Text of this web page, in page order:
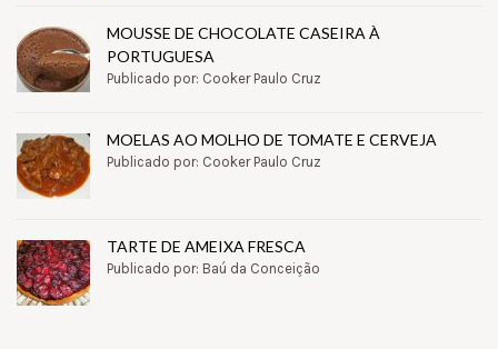
MOUSSE DE CHOCOLATE CASEIRA À
PORTUGUESA
Publicado por: Cooker Paulo Cruz
MOELAS AO MOLHO DE TOMATE E CERVEJA
Publicado por: Cooker Paulo Cruz
TARTE DE AMEIXA FRESCA
Publicado por: Baú da Conceição